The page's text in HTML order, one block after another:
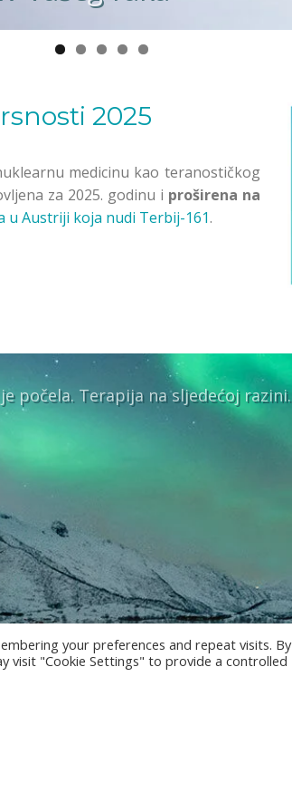
2025
medicinu kao teranostičkog
za 2025. godinu i proširena na
u Austriji koja nudi Terbij-161.
počela. Terapija na sljedećoj razini.
your preferences and repeat visits. By
visit "Cookie Settings" to provide a controlled